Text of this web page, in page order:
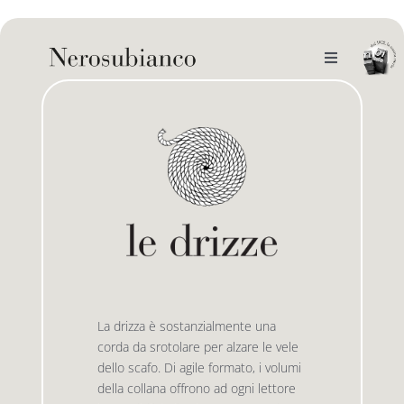
to
Toggle
Navigation
noi
le bandiere le drizze
La drizza è sostanzialmente una
corda da srotolare per alzare le vele
dello scafo. Di agile formato, i volumi
della collana offrono ad ogni lettore